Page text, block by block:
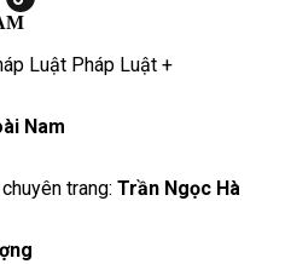
Luật Pháp Luật +
Nam
trang: Trần Ngọc Hà